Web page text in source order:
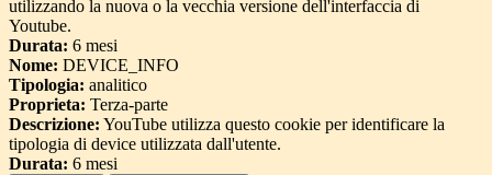
utilizzando la nuova o la vecchia versione dell'interfaccia di
Youtube.
Durata: 6 mesi
Nome: DEVICE_INFO
Tipologia: analitico
Proprieta: Terza-parte
Descrizione: YouTube utilizza questo cookie per identificare la
tipologia di device utilizzata dall'utente.
Durata: 6 mesi